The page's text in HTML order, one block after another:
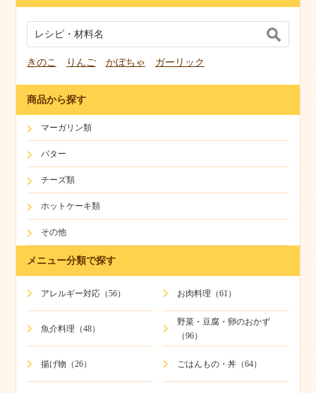
きのこ りんご かぼちゃ ガーリック
商品から探す
マーガリン類
バター
チーズ類
ホットケーキ類
その他
メニュー分類で探す
アレルギー対応（56） お肉料理（61）
魚介料理（48）
野菜・豆腐・卵のおかず
（96）
揚げ物（26） ごはんもの・丼（64）